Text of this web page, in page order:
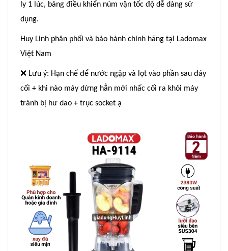
ly 1 lúc, bảng điều khiển núm vặn tốc độ dễ dàng sử
dụng.
Huy Linh phân phối và bảo hành chính hãng tại Ladomax
Việt Nam
❌ Lưu ý: Hạn chế để nước ngập và lọt vào phần sau đáy
cối + khi nào máy dừng hẳn mới nhấc cối ra khỏi máy
tránh bị hư dao + trục socket ạ